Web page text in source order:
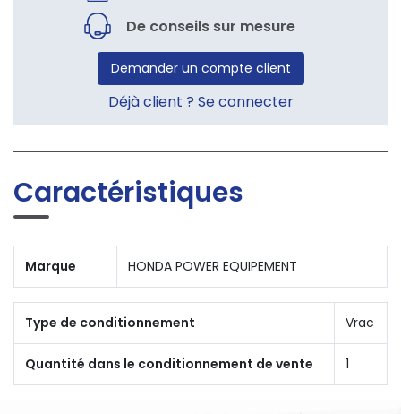
De conseils sur mesure
Demander un compte client
Déjà client ? Se connecter
Caractéristiques
Marque HONDA POWER EQUIPEMENT
Type de conditionnement Vrac
Quantité dans le conditionnement de vente 1